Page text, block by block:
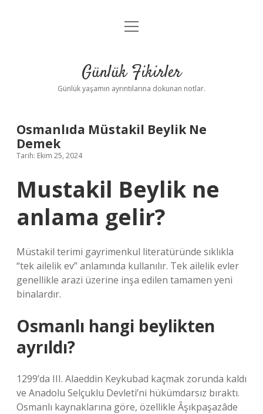
Anasayfa
Yasal Uyarı
menüyü
Günlük Fikirler
Günlük yaşamın ayrıntılarına dokunan notlar.
Osmanlıda Müstakil Beylik Ne
Demek
Tarih: Ekim 25, 2024
Mustakil Beylik ne
anlama gelir?
Müstakil terimi gayrimenkul literatüründe sıklıkla
“tek ailelik ev” anlamında kullanılır. Tek ailelik evler
genellikle arazi üzerine inşa edilen tamamen yeni
binalardır.
Osmanlı hangi beylikten
ayrıldı?
1299’da III. Alaeddin Keykubad kaçmak zorunda kaldı
ve Anadolu Selçuklu Devleti’ni hükümdarsız bıraktı.
Osmanlı kaynaklarına göre, özellikle Âşıkpaşazâde